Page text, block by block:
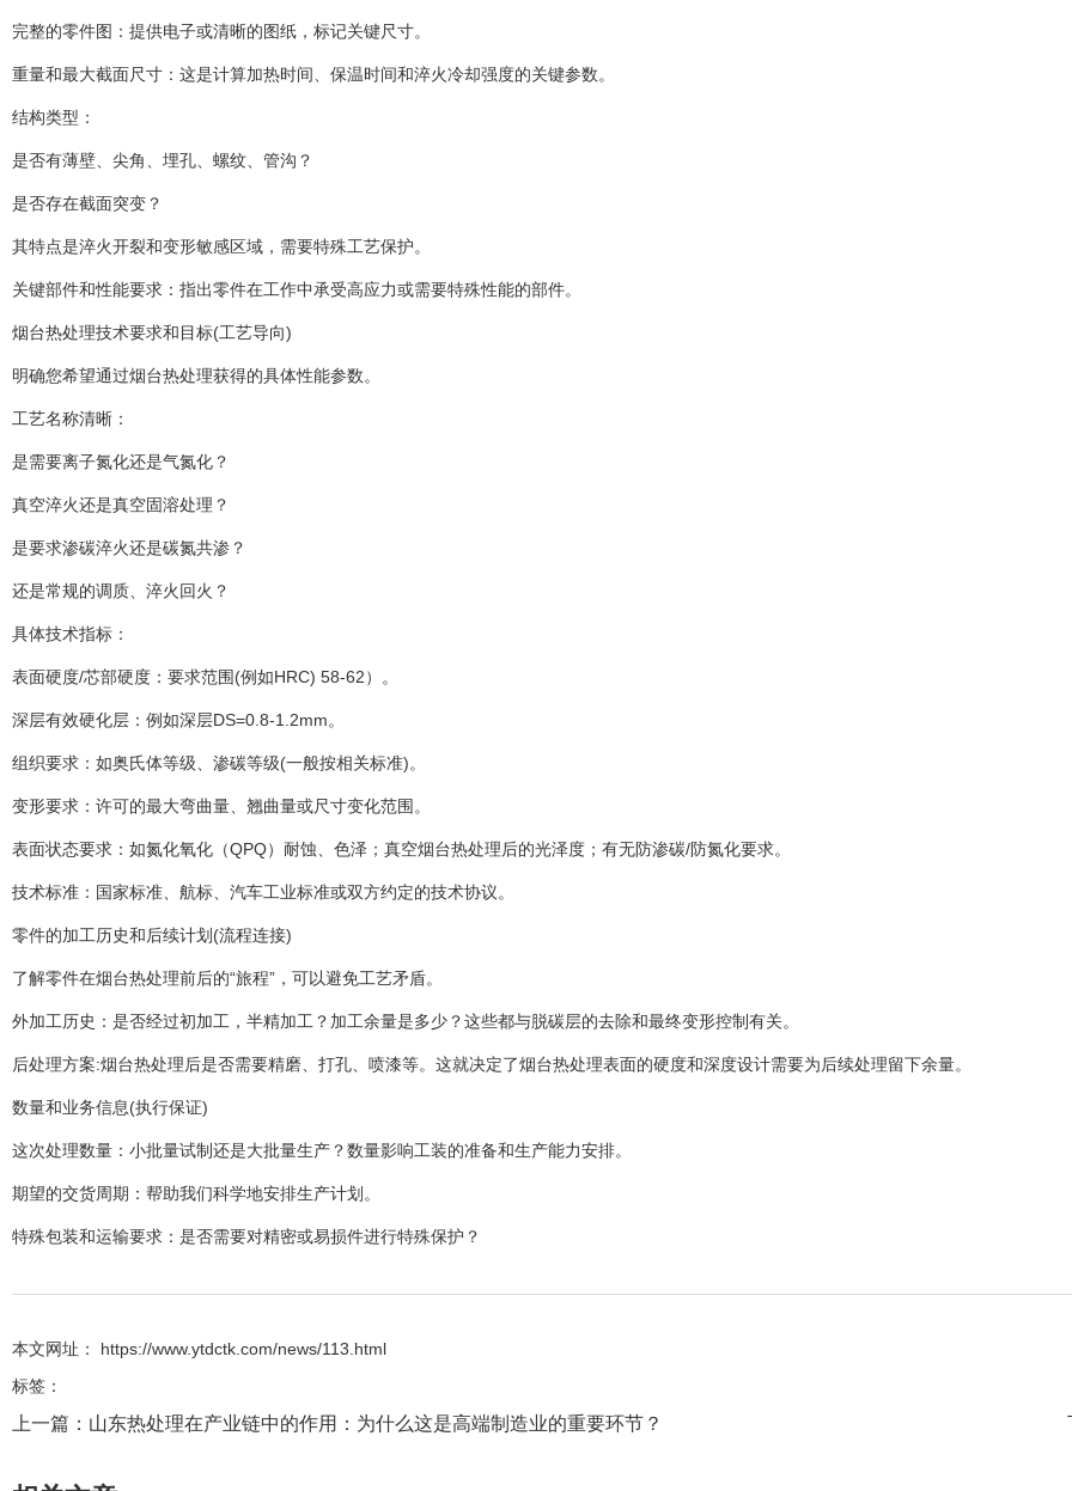
完整的零件图：提供电子或清晰的图纸，标记关键尺寸。
重量和最大截面尺寸：这是计算加热时间、保温时间和淬火冷却强度的关键参数。
结构类型：
是否有薄壁、尖角、埋孔、螺纹、管沟？
是否存在截面突变？
其特点是淬火开裂和变形敏感区域，需要特殊工艺保护。
关键部件和性能要求：指出零件在工作中承受高应力或需要特殊性能的部件。
烟台热处理技术要求和目标(工艺导向)
明确您希望通过烟台热处理获得的具体性能参数。
工艺名称清晰：
是需要离子氮化还是气氮化？
真空淬火还是真空固溶处理？
是要求渗碳淬火还是碳氮共渗？
还是常规的调质、淬火回火？
具体技术指标：
表面硬度/芯部硬度：要求范围(例如HRC) 58-62）。
深层有效硬化层：例如深层DS=0.8-1.2mm。
组织要求：如奥氏体等级、渗碳等级(一般按相关标准)。
变形要求：许可的最大弯曲量、翘曲量或尺寸变化范围。
表面状态要求：如氮化氧化（QPQ）耐蚀、色泽；真空烟台热处理后的光泽度；有无防渗碳/防氮化要求。
技术标准：国家标准、航标、汽车工业标准或双方约定的技术协议。
零件的加工历史和后续计划(流程连接)
了解零件在烟台热处理前后的“旅程”，可以避免工艺矛盾。
外加工历史：是否经过初加工，半精加工？加工余量是多少？这些都与脱碳层的去除和最终变形控制有关。
后处理方案:烟台热处理后是否需要精磨、打孔、喷漆等。这就决定了烟台热处理表面的硬度和深度设计需要为后续处理留下余量。
数量和业务信息(执行保证)
这次处理数量：小批量试制还是大批量生产？数量影响工装的准备和生产能力安排。
期望的交货周期：帮助我们科学地安排生产计划。
特殊包装和运输要求：是否需要对精密或易损件进行特殊保护？
本文网址： https://www.ytdctk.com/news/113.html
标签：
上一篇： 山东热处理在产业链中的作用：为什么这是高端制造业的重要环节？